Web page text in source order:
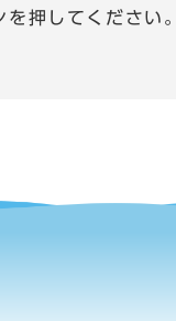
押してください。